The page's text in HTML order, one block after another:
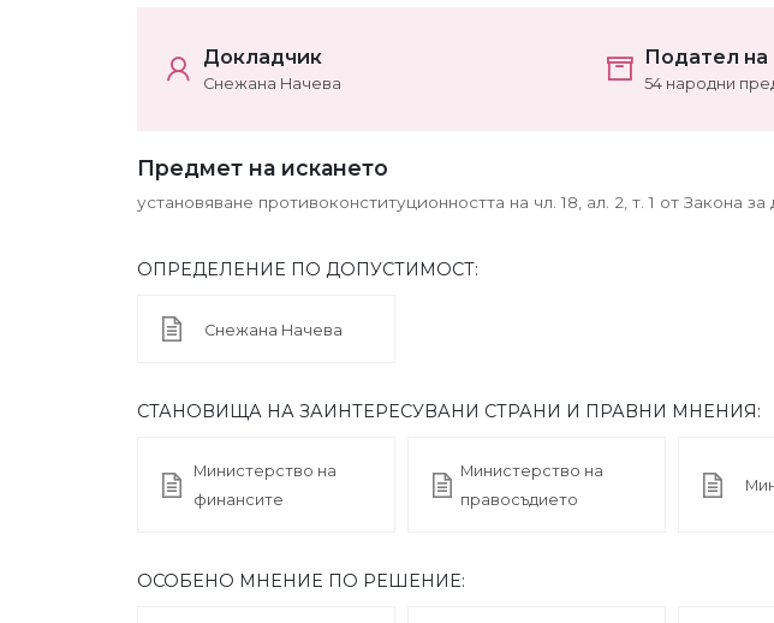
Докладчик
Снежана Начева
Подател на
54 народни
Предмет на искането
установяване противоконституционността на чл. 18, ал. 2, т. 1 от Закона
ОПРЕДЕЛЕНИЕ ПО ДОПУСТИМОСТ:
Снежана Начева
СТАНОВИЩА НА ЗАИНТЕРЕСУВАНИ СТРАНИ И ПРАВНИ МНЕНИЯ:
Министерство на
финансите
Министерство на
правосъдието
ОСОБЕНО МНЕНИЕ ПО РЕШЕНИЕ: